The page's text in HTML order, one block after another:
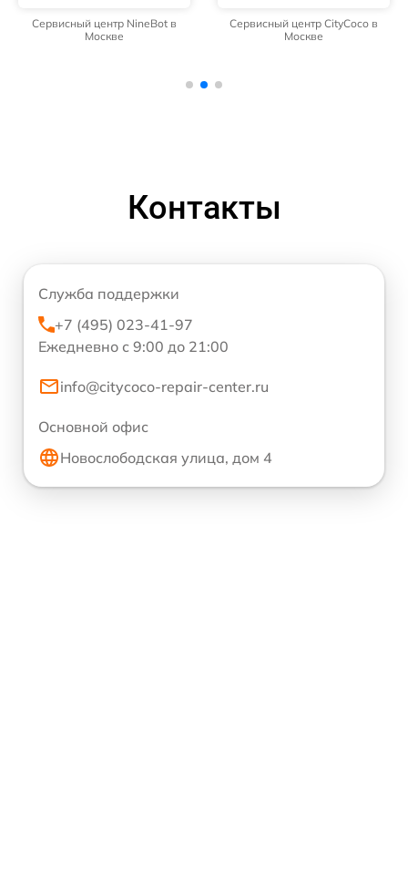
Сервисный центр NineBot в
Москве
Сервисный центр CityCoco в
Москве
Контакты
Служба поддержки
+7 (495) 023-41-97
Ежедневно с 9:00 до 21:00
info@citycoco-repair-center.ru
Основной офис
Новослободская улица, дом 4